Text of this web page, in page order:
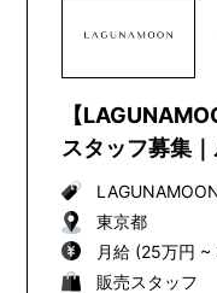
【
スタッフ募集
東京都
月給 (25万円
販売スタッフ